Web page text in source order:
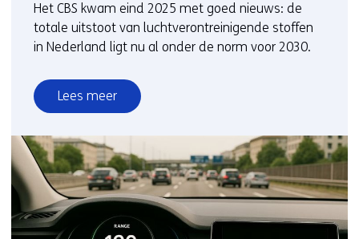
Het CBS kwam eind 2025 met goed nieuws: de
totale uitstoot van luchtverontreinigende stoffen
in Nederland ligt nu al onder de norm voor 2030.
Lees meer
over
Uitstoot
luchtverontreinigende
stoffen
nu
al
onder